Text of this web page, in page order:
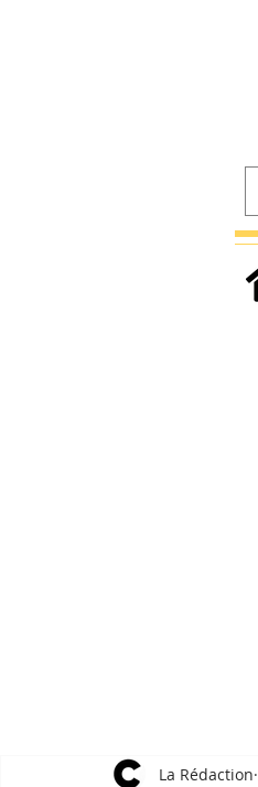
La Rédaction